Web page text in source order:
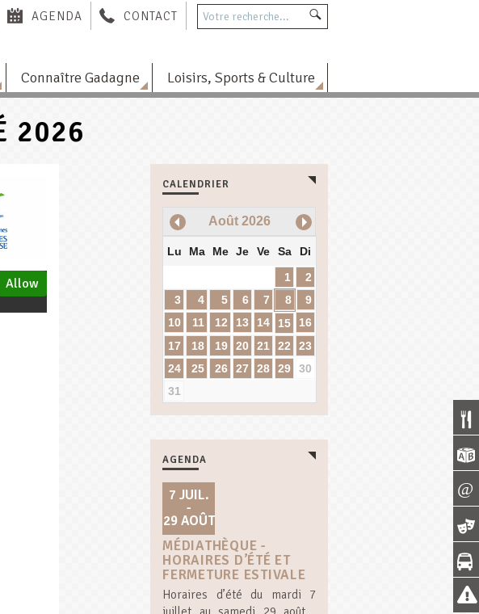
AGENDA CONTACT
Connaître Gadagne Loisirs, Sports & Culture
2026
Allow
CALENDRIER
Août 2026
Lu Ma Me Je Ve Sa
Di
1
2
3
4 5 6 7 8
9
10
11 12 13 14 15
16
17
18 19 20 21 22
23
24
25 26 27 28 29
30
31
AGENDA
7 JUIL.
-
29 AOÛT
MÉDIATHÈQUE -
HORAIRES D’ÉTÉ ET
FERMETURE ESTIVALE
Horaires d’été du mardi 7